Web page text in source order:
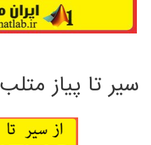
سیر تا پیاز متلب MATLAB